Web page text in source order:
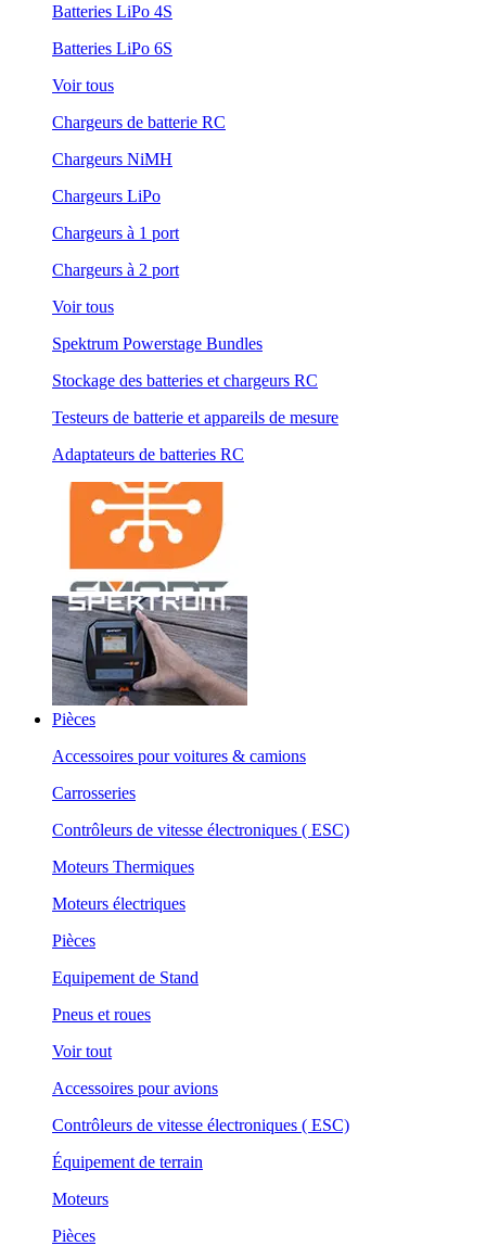
Batteries LiPo 4S
Batteries LiPo 6S
Voir tous
Chargeurs de batterie RC
Chargeurs NiMH
Chargeurs LiPo
Chargeurs à 1 port
Chargeurs à 2 port
Voir tous
Spektrum Powerstage Bundles
Stockage des batteries et chargeurs RC
Testeurs de batterie et appareils de mesure
Adaptateurs de batteries RC
Pièces
Accessoires pour voitures & camions
Carrosseries
Contrôleurs de vitesse électroniques ( ESC)
Moteurs Thermiques
Moteurs électriques
Pièces
Equipement de Stand
Pneus et roues
Voir tout
Accessoires pour avions
Contrôleurs de vitesse électroniques ( ESC)
Équipement de terrain
Moteurs
Pièces